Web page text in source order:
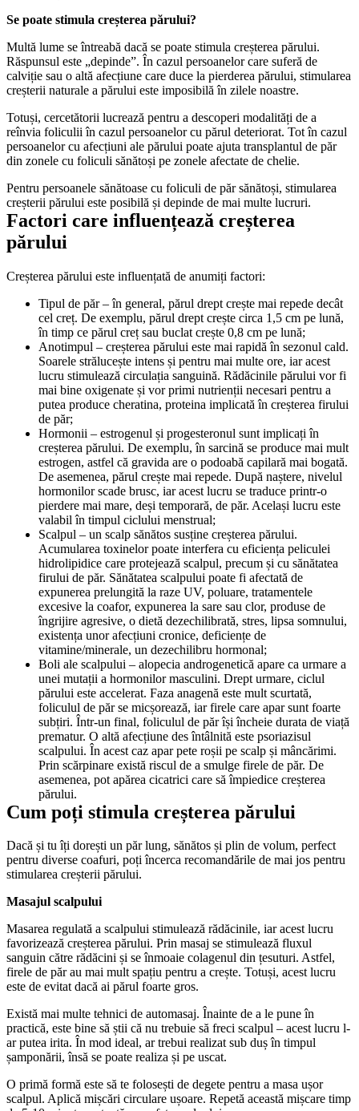
Se poate stimula creșterea părului?
Multă lume se întreabă dacă se poate stimula creșterea părului.
Răspunsul este „depinde”. În cazul persoanelor care suferă de
calviție sau o altă afecțiune care duce la pierderea părului, stimularea
creșterii naturale a părului este imposibilă în zilele noastre.
Totuși, cercetătorii lucrează pentru a descoperi modalități de a
reînvia foliculii în cazul persoanelor cu părul deteriorat. Tot în cazul
persoanelor cu afecțiuni ale părului poate ajuta transplantul de păr
din zonele cu foliculi sănătoși pe zonele afectate de chelie.
Pentru persoanele sănătoase cu foliculi de păr sănătoși, stimularea
creșterii părului este posibilă și depinde de mai multe lucruri.
Factori care influențează creșterea
părului
Creșterea părului este influențată de anumiți factori:
Tipul de păr – în general, părul drept crește mai repede decât
cel creț. De exemplu, părul drept crește circa 1,5 cm pe lună,
în timp ce părul creț sau buclat crește 0,8 cm pe lună;
Anotimpul – creșterea părului este mai rapidă în sezonul cald.
Soarele strălucește intens și pentru mai multe ore, iar acest
lucru stimulează circulația sanguină. Rădăcinile părului vor fi
mai bine oxigenate și vor primi nutrienții necesari pentru a
putea produce cheratina, proteina implicată în creșterea firului
de păr;
Hormonii – estrogenul și progesteronul sunt implicați în
creșterea părului. De exemplu, în sarcină se produce mai mult
estrogen, astfel că gravida are o podoabă capilară mai bogată.
De asemenea, părul crește mai repede. După naștere, nivelul
hormonilor scade brusc, iar acest lucru se traduce printr-o
pierdere mai mare, deși temporară, de păr. Același lucru este
valabil în timpul ciclului menstrual;
Scalpul – un scalp sănătos susține creșterea părului.
Acumularea toxinelor poate interfera cu eficiența peliculei
hidrolipidice care protejează scalpul, precum și cu sănătatea
firului de păr. Sănătatea scalpului poate fi afectată de
expunerea prelungită la raze UV, poluare, tratamentele
excesive la coafor, expunerea la sare sau clor, produse de
îngrijire agresive, o dietă dezechilibrată, stres, lipsa somnului,
existența unor afecțiuni cronice, deficiențe de
vitamine/minerale, un dezechilibru hormonal;
Boli ale scalpului – alopecia androgenetică apare ca urmare a
unei mutații a hormonilor masculini. Drept urmare, ciclul
părului este accelerat. Faza anagenă este mult scurtată,
foliculul de păr se micșorează, iar firele care apar sunt foarte
subțiri. Într-un final, foliculul de păr își încheie durata de viață
prematur. O altă afecțiune des întâlnită este psoriazisul
scalpului. În acest caz apar pete roșii pe scalp și mâncărimi.
Prin scărpinare există riscul de a smulge firele de păr. De
asemenea, pot apărea cicatrici care să împiedice creșterea
părului.
Cum poți stimula creșterea părului
Dacă și tu îți dorești un păr lung, sănătos și plin de volum, perfect
pentru diverse coafuri, poți încerca recomandările de mai jos pentru
stimularea creșterii părului.
Masajul scalpului
Masarea regulată a scalpului stimulează rădăcinile, iar acest lucru
favorizează creșterea părului. Prin masaj se stimulează fluxul
sanguin către rădăcini și se înmoaie colagenul din țesuturi. Astfel,
firele de păr au mai mult spațiu pentru a crește. Totuși, acest lucru
este de evitat dacă ai părul foarte gros.
Există mai multe tehnici de automasaj. Înainte de a le pune în
practică, este bine să știi că nu trebuie să freci scalpul – acest lucru l-
ar putea irita. În mod ideal, ar trebui realizat sub duș în timpul
șamponării, însă se poate realiza și pe uscat.
O primă formă este să te folosești de degete pentru a masa ușor
scalpul. Aplică mișcări circulare ușoare. Repetă această mișcare timp